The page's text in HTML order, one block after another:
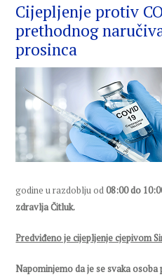
Cijepljenje protiv
prethodnog
prosinca
godine u razdoblju od08:00 do
zdravlja Čitluk.
Predviđeno je cijepljenje cjepivom
Napominjemo da je se svaka